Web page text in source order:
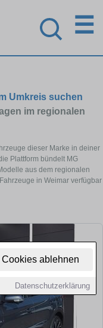
ablehnen
Datenschutzerklärung
☰
Umkreis suchen
im regionalen
dieser Marke in deiner
Plattform bündelt MG
aus dem regionalen
in Weimar verfügbar